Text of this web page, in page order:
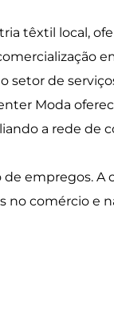
têxtil local,
de
Moda
a rede de
empregos. A
no comércio e